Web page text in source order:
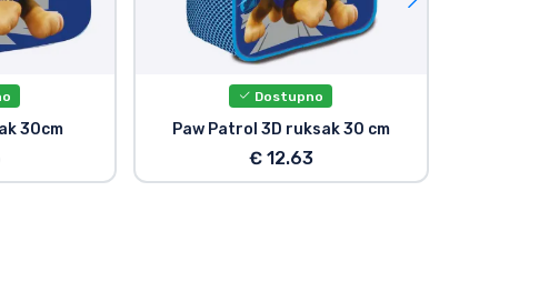
30cm
Dostupno
Paw Patrol 3D ruksak 30 cm
€ 12.63